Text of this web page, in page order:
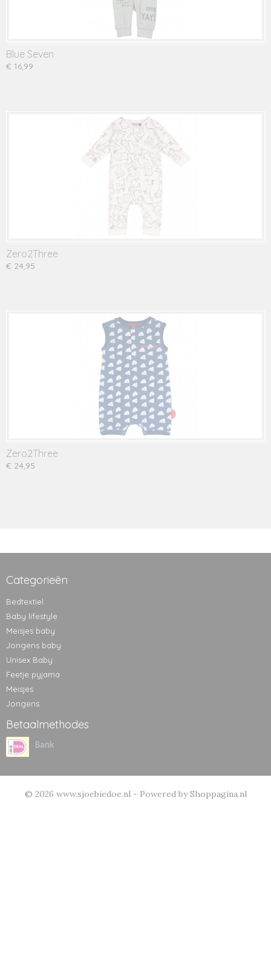
Blue Seven
€ 16,99
Zero2Three
€ 24,95
Zero2Three
€ 24,95
Categorieën
Bedtextiel
Baby lifestyle
Meisjes baby
Jongens baby
Unisex Baby
Feetje pyjama
Meisjes
Jongens
Betaalmethodes
© 2026 www.sjoebiedoe.nl - Powered by Shoppagina.nl